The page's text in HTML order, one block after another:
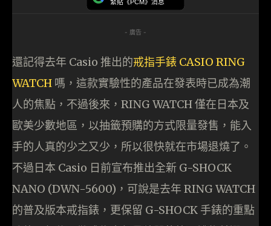
緊貼《PCM》消息
- 廣告 -
還記得去年 Casio 推出的戒指手錶 CASIO RING
WATCH 嗎，這款實驗性的產品在發表時已成為潮
人的焦點，不過後來，RING WATCH 僅在日本及
歐美少數地區，以抽籤預購的方式限量發售，能入
手的人真的少之又少，所以很快就在市場退燒了。
不過日本 Casio 日前宣布推出全新 G-SHOCK
NANO (DWN-5600)，可說是去年 RING WATCH
的普及版本戒指錶，更保留 G-SHOCK 手錶的重點